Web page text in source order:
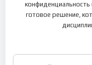
готовое решение,